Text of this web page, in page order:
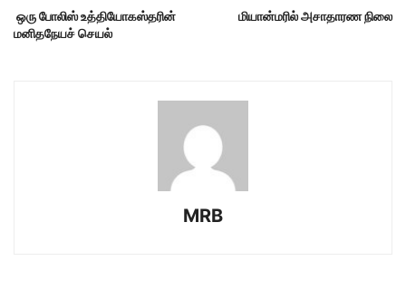
ஒரு போலிஸ் உத்தியோகஸ்தரின்
மனிதநேயச் செயல்
மியான்மரில் அசாதாரண நிலை
MRB